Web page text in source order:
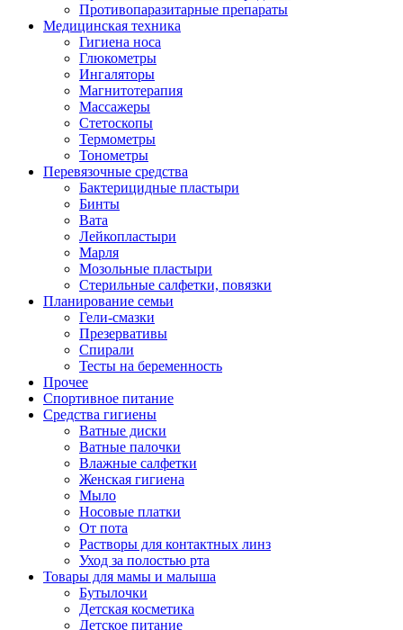
Противопаразитарные препараты
Медицинская техника
Гигиена носа
Глюкометры
Ингаляторы
Магнитотерапия
Массажеры
Стетоскопы
Термометры
Тонометры
Перевязочные средства
Бактерицидные пластыри
Бинты
Вата
Лейкопластыри
Марля
Мозольные пластыри
Стерильные салфетки, повязки
Планирование семьи
Гели-смазки
Презервативы
Спирали
Тесты на беременность
Прочее
Спортивное питание
Средства гигиены
Ватные диски
Ватные палочки
Влажные салфетки
Женская гигиена
Мыло
Носовые платки
От пота
Растворы для контактных линз
Уход за полостью рта
Товары для мамы и малыша
Бутылочки
Детская косметика
Детское питание